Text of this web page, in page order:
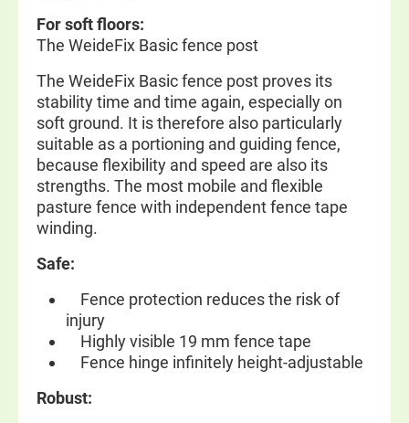
For soft floors:
The WeideFix Basic fence post
The WeideFix Basic fence post proves its
stability time and time again, especially on
soft ground. It is therefore also particularly
suitable as a portioning and guiding fence,
because flexibility and speed are also its
strengths. The most mobile and flexible
pasture fence with independent fence tape
winding.
Safe:
Fence protection reduces the risk of
injury
Highly visible 19 mm fence tape
Fence hinge infinitely height-adjustable
Robust: